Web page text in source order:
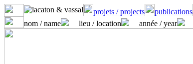
projets / projects publications
nom / name
lieu / location année / year